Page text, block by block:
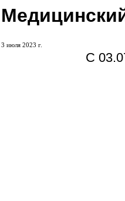
3 июля 2023 г.
С